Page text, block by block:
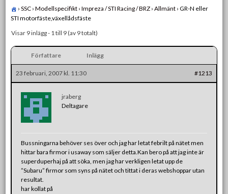
› SSC › Modellspecifikt › Impreza / STI Racing / BRZ › Allmänt › GR-N eller
STI motorfäste,växellådsfäste
Visar 9 inlägg - 1 till 9 (av 9 totalt)
Författare Inlägg
23 februari, 2007 kl. 11:30 #1213
jraberg
Deltagare
Bussningarna behöver ses över och jag har letat febrilt på nätet men
hittar bara firmor i usaway som säljer detta.Kan bero på att jag inte är
superduperhaj på att söka, men jag har verkligen letat upp de
”Subaru” firmor som syns på nätet och tittat i deras webshoppar utan
resultat.
har kollat på